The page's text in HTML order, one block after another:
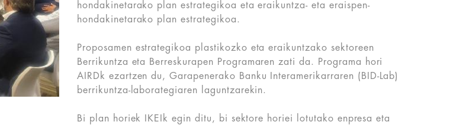
hondakinetarako plan estrategikoa eta eraikuntza- eta eraispen-
hondakinetarako plan estrategikoa.
Proposamen estrategikoa plastikozko eta eraikuntzako sektoreen
Berrikuntza eta Berreskurapen Programaren zati da. Programa hori
AIRDk ezartzen du, Garapenerako Banku Interamerikarraren (BID-Lab)
berrikuntza-laborategiaren laguntzarekin.
Bi plan horiek IKEIk egin ditu, bi sektore horiei lotutako enpresa eta